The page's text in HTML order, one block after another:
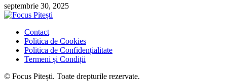
septembrie 30, 2025
Contact
Politica de Cookies
Politica de Confidențialitate
Termeni și Condiții
© Focus Pitești. Toate drepturile rezervate.